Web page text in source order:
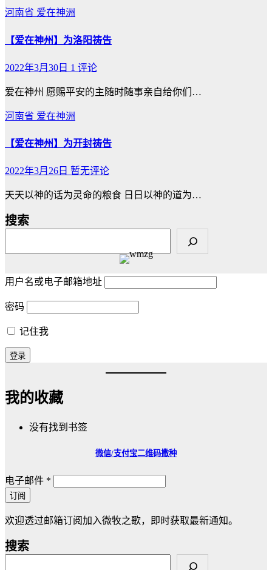
河南省 爱在神洲
【爱在神州】为洛阳祷告
2022年3月30日 1 评论
爱在神州 愿赐平安的主随时随事亲自给你们…
河南省 爱在神洲
【爱在神州】为开封祷告
2022年3月26日 暂无评论
天天以神的话为灵命的粮食 日日以神的道为…
搜索
用户名或电子邮箱地址
密码
记住我
我的收藏
没有找到书签
微信/支付宝二维码撒种
电子邮件 *
订阅
欢迎透过邮箱订阅加入微牧之歌，即时获取最新通知。
搜索